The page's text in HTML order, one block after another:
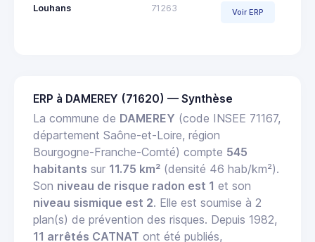
Louhans 71263 Voir ERP
ERP à DAMEREY (71620) — Synthèse
La commune de DAMEREY (code INSEE 71167,
département Saône-et-Loire, région
Bourgogne-Franche-Comté) compte 545
habitants sur 11.75 km² (densité 46 hab/km²).
Son niveau de risque radon est 1 et son
niveau sismique est 2. Elle est soumise à 2
plan(s) de prévention des risques. Depuis 1982,
11 arrêtés CATNAT ont été publiés,